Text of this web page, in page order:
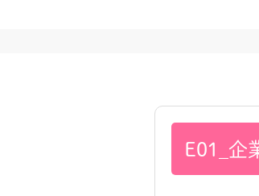
E01_企